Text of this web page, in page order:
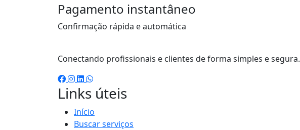
Pagamento instantâneo
Confirmação rápida e automática
Conectando profissionais e clientes de forma simples e segura.
Links úteis
Início
Buscar serviços